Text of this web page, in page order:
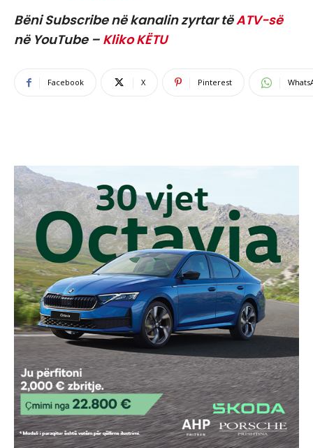
Bëni Subscribe në kanalin zyrtar tëATV-së
në YouTube – Kliko KËTU
Facebook X Pinterest